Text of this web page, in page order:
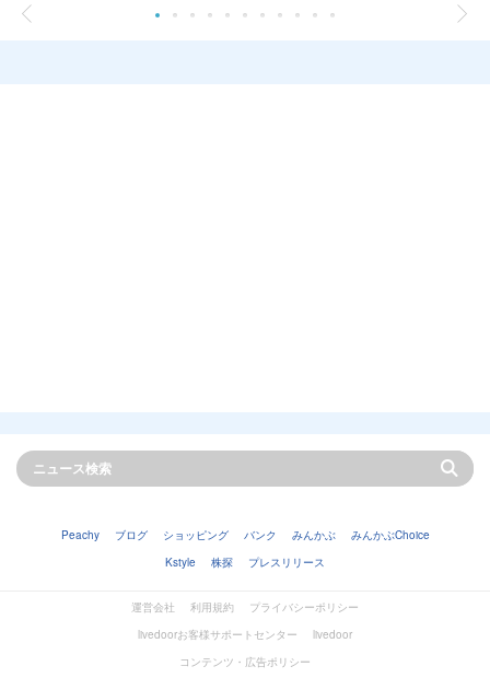
Peachy ブログ ショッピング バンク みんかぶ
みんかぶChoice
Kstyle
株探 プレスリリース
運営会社 利用規約
プライバシーポリシー
livedoorお客様サポートセンター
livedoor
コンテンツ・広告ポリシー